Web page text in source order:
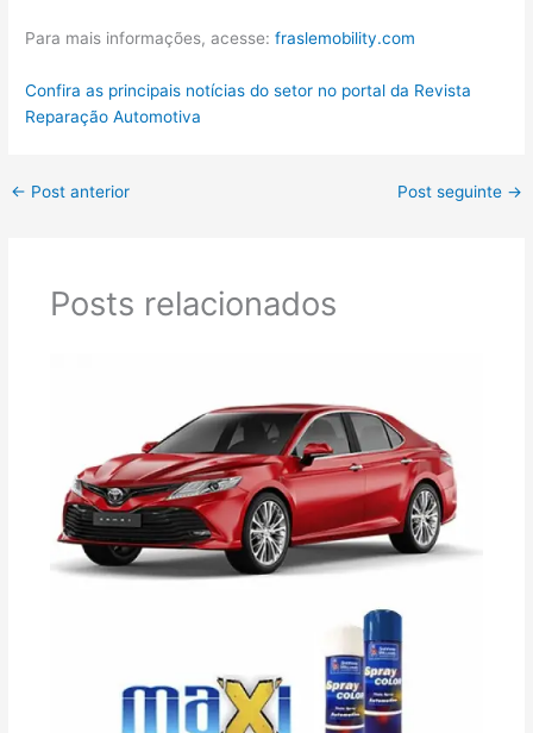
Para mais informações, acesse:fraslemobility.com
Confira as principais notícias do setor no portal da Revista
Reparação Automotiva
← Post anterior Post seguinte →
Posts relacionados